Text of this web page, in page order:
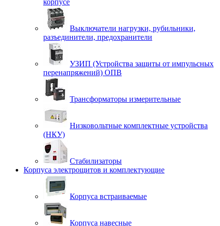
корпусе
Выключатели нагрузки, рубильники,
разъединители, предохранители
УЗИП (Устройства защиты от импульсных
перенапряжений) ОПВ
Трансформаторы измерительные
Низковольтные комплектные устройства
(НКУ)
Стабилизаторы
Корпуса электрощитов и комплектующие
Корпуса встраиваемые
Корпуса навесные